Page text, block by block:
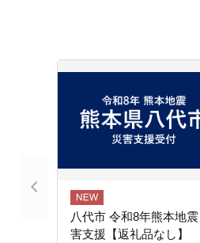
八代市 令和8年熊本地震
害支援【返礼品なし】